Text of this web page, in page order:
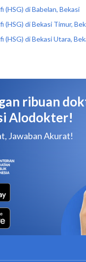
(HSG) di Babelan, Bekasi
(HSG) di Bekasi Timur,
(HSG) di Bekasi Utara,